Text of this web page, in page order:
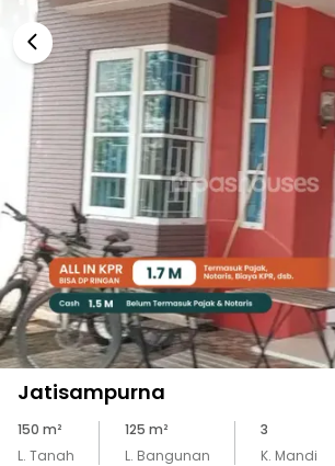
Jatisampurna
150 m²
L. Tanah
125 m²
L. Bangunan
3
K. Mandi